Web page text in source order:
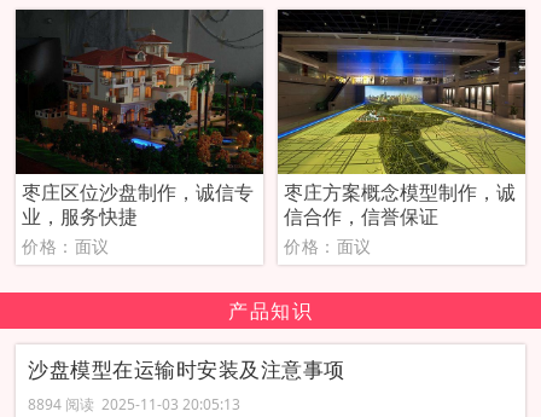
枣庄区位沙盘制作，诚信专
业，服务快捷
价格：面议
枣庄方案概念模型制作，诚
信合作，信誉保证
价格：面议
产品知识
沙盘模型在运输时安装及注意事项
8894 阅读 2025-11-03 20:05:13